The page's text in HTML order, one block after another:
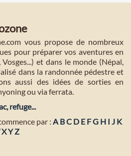
vous propose de nombreux
pour préparer vos aventures en
et dans le monde (Népal,
dans la randonnée pédestre et
aussi des idées de sorties en
ou via ferrata.
refuge...
par : A BC D E FG H I J K
XYZ